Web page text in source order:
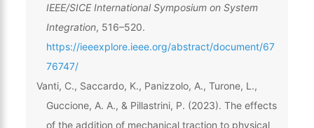
IEEE/SICE International Symposium on System
Integration, 516–520.
https://ieeexplore.ieee.org/abstract/document/67
76747/
Vanti, C., Saccardo, K., Panizzolo, A., Turone, L.,
Guccione, A. A., & Pillastrini, P. (2023). The effects
of the addition of mechanical traction to physical